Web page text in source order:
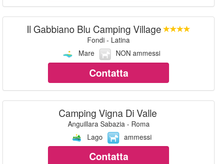
Il Gabbiano Blu Camping Village
Fondi - Latina
Mare
NON ammessi
Contatta
Camping Vigna Di Valle
Anguillara Sabazia - Roma
Lago
ammessi
Contatta